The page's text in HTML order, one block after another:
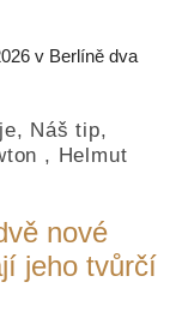
v Berlíně dva
, Náš tip,
, Helmut
nové
jeho tvůrčí